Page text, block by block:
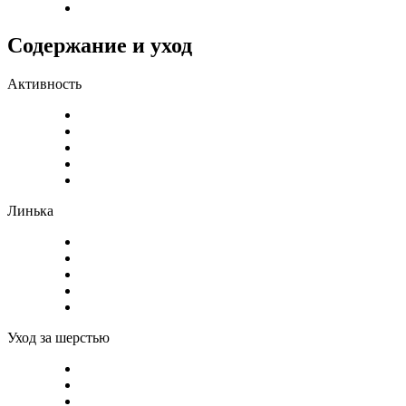
Содержание и уход
Активность
Линька
Уход за шерстью